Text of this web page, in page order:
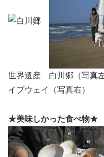
世界遺産 白川郷（写真
イブウェイ（写真右）
★美味しかった食べ物★